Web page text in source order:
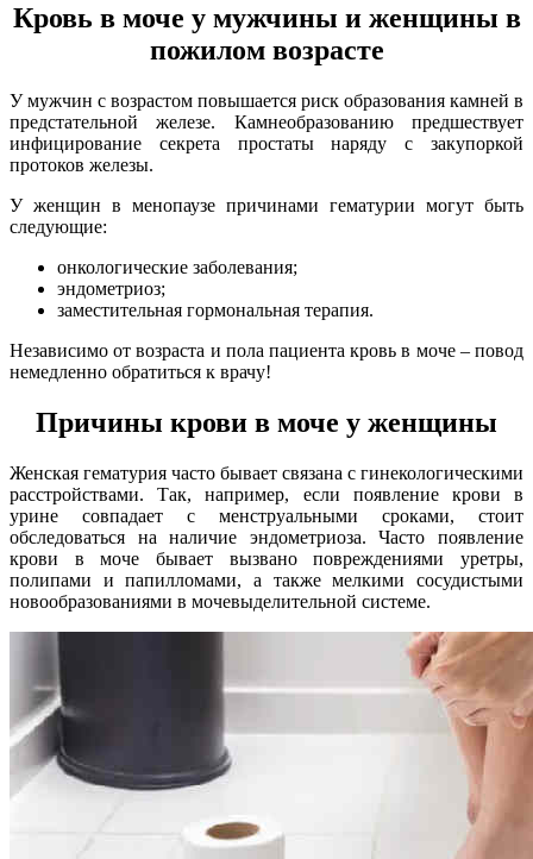
Кровь в моче у мужчины и женщины в
пожилом возрасте
У мужчин с возрастом повышается риск образования камней в
предстательной железе. Камнеобразованию предшествует
инфицирование секрета простаты наряду с закупоркой
протоков железы.
У женщин в менопаузе причинами гематурии могут быть
следующие:
онкологические заболевания;
эндометриоз;
заместительная гормональная терапия.
Независимо от возраста и пола пациента кровь в моче – повод
немедленно обратиться к врачу!
Причины крови в моче у женщины
Женская гематурия часто бывает связана с гинекологическими
расстройствами. Так, например, если появление крови в
урине совпадает с менструальными сроками, стоит
обследоваться на наличие эндометриоза. Часто появление
крови в моче бывает вызвано повреждениями уретры,
полипами и папилломами, а также мелкими сосудистыми
новообразованиями в мочевыделительной системе.